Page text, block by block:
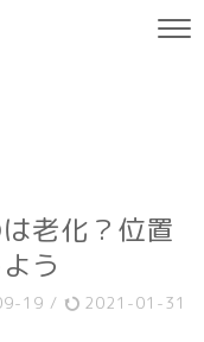
老化？位置
う
19 / 2021-01-31